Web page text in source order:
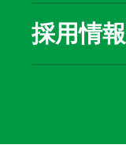
採用情報